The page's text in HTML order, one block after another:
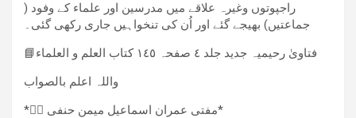
راجپوتوں وغیرہ علاقے میں مدرسین اور علماء کے وفود (
جماعتیں) بھیجے گئے اور اُن کی تنخواہیں جاری رکھی گئی۔
📘فتاویٰ رحیمیہ جدید جلد ٤ صفحہ ١٤٥ کتاب العلم و العلماء
واللہ اعلم بالصواب
*✍🏻 مفتی عمران اسماعیل میمن حنفی*